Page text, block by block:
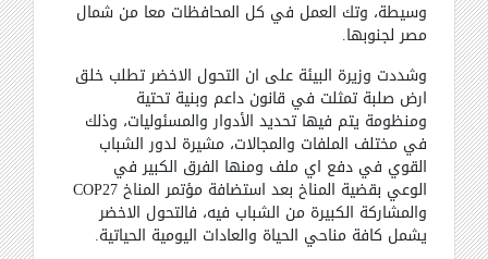
وسيطة، وتك العمل في كل المحافظات معا من شمال
مصر لجنوبها.
وشددت وزيرة البيئة على ان التحول الاخضر تطلب خلق
ارض صلبة تمثلت في قانون داعم وبنية تحتية
ومنظومة يتم فيها تحديد الأدوار والمسئوليات، وذلك
في مختلف الملفات والمجالات، مشيرة لدور الشباب
القوي في دفع اي ملف ومنها الفرق الكبير في
الوعي بقضية المناخ بعد استضافة مؤتمر المناخ
والمشاركة الكبيرة من الشباب فيه، فالتحول الاخضر
يشمل كافة مناحي الحياة والعادات اليومية الحياتية.